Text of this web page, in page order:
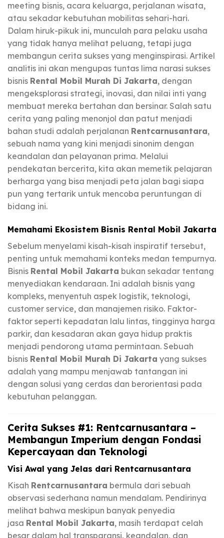
meeting bisnis, acara keluarga, perjalanan wisata,
atau sekadar kebutuhan mobilitas sehari-hari.
Dalam hiruk-pikuk ini, munculah para pelaku usaha
yang tidak hanya melihat peluang, tetapi juga
membangun cerita sukses yang menginspirasi. Artikel
analitis ini akan mengupas tuntas lima narasi sukses
bisnis Rental Mobil Murah Di Jakarta, dengan
mengeksplorasi strategi, inovasi, dan nilai inti yang
membuat mereka bertahan dan bersinar. Salah satu
cerita yang paling menonjol dan patut menjadi
bahan studi adalah perjalanan Rentcarnusantara,
sebuah nama yang kini menjadi sinonim dengan
keandalan dan pelayanan prima. Melalui
pendekatan bercerita, kita akan memetik pelajaran
berharga yang bisa menjadi peta jalan bagi siapa
pun yang tertarik untuk mencoba peruntungan di
bidang ini.
Memahami Ekosistem Bisnis Rental Mobil Jakarta
Sebelum menyelami kisah-kisah inspiratif tersebut,
penting untuk memahami konteks medan tempurnya.
Bisnis Rental Mobil Jakarta bukan sekadar tentang
menyediakan kendaraan. Ini adalah bisnis yang
kompleks, menyentuh aspek logistik, teknologi,
customer service, dan manajemen risiko. Faktor-
faktor seperti kepadatan lalu lintas, tingginya harga
parkir, dan kesadaran akan gaya hidup praktis
menjadi pendorong utama permintaan. Sebuah
bisnis Rental Mobil Murah Di Jakarta yang sukses
adalah yang mampu menjawab tantangan ini
dengan solusi yang cerdas dan berorientasi pada
kebutuhan pelanggan.
Cerita Sukses #1: Rentcarnusantara –
Membangun Imperium dengan Fondasi
Kepercayaan dan Teknologi
Visi Awal yang Jelas dari Rentcarnusantara
Kisah Rentcarnusantara bermula dari sebuah
observasi sederhana namun mendalam. Pendirinya
melihat bahwa meskipun banyak penyedia
jasa Rental Mobil Jakarta, masih terdapat celah
besar dalam hal transparansi, keandalan, dan